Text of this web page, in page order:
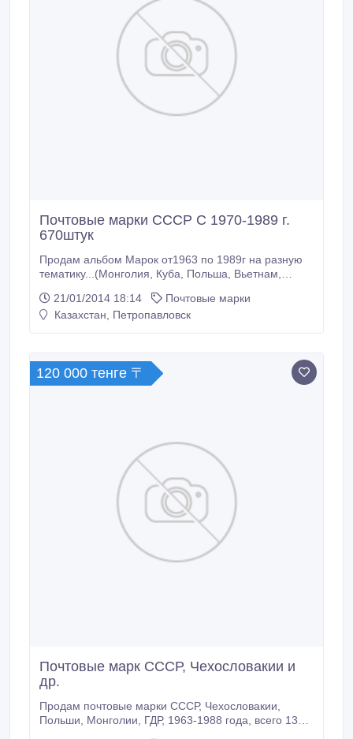
Почтовые марки СССР С 1970-1989 г.
670штук
Продам альбом Марок от1963 по 1989г на разную
тематику...(Монголия, Куба, Польша, Вьетнам,
рыбы, цветы, растения, паравозы-памятники,
автомобили СССР, корабли, самолеты,
21/01/2014 18:14
Почтовые марки
Казахстан, Петропавловск
120 000 тенге 〒
Почтовые марк СССР, Чехословакии и
др.
Продам почтовые марки СССР, Чехословакии,
Польши, Монголии, ГДР, 1963-1988 года, всего 130